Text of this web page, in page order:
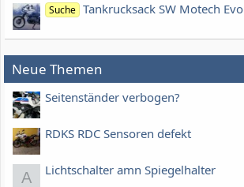
Suche Tankrucksack SW Motech Evo
Neue Themen
Seitenständer verbogen?
RDKS RDC Sensoren defekt
A Lichtschalter amn Spiegelhalter